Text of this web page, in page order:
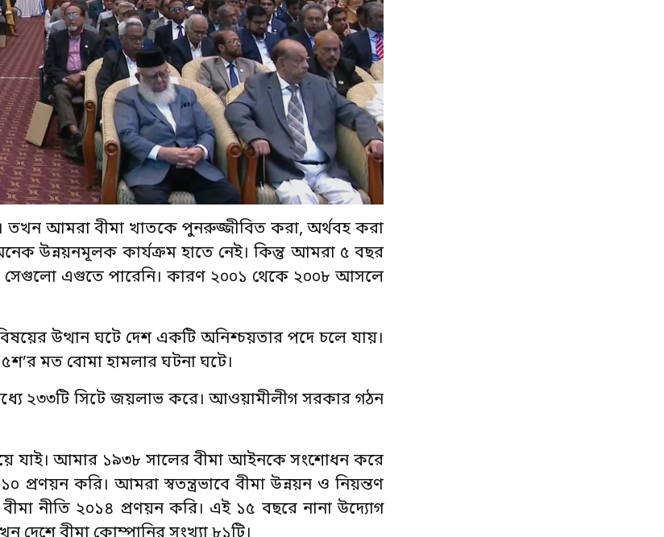
তখন আমরা বীমা খাতকে পুনরুজ্জীবিত করা, অর্থবহ করা
উন্নয়নমূলক কার্যক্রম হাতে নেই। কিন্তু আমরা ৫ বছর
এগুতে পারেনি। কারণ ২০০১ থেকে ২০০৮ আসলে
উত্থান ঘটে দেশ একটি অনিশ্চয়তার পদে চলে যায়।
মত বোমা হামলার ঘটনা ঘটে।
২৩৩টি সিটে জয়লাভ করে। আওয়ামীলীগ সরকার গঠন
যাই। আমার ১৯৩৮ সালের বীমা আইনকে সংশোধন করে
করি। আমরা স্বতন্ত্রভাবে বীমা উন্নয়ন ও নিয়ন্তণ
নীতি ২০১৪ প্রণয়ন করি। এই ১৫ বছরে নানা উদ্যোগ